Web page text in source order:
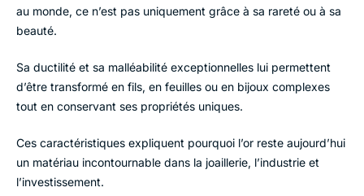
au monde, ce n’est pas uniquement grâce à sa rareté ou à sa
beauté.
Sa ductilité et sa malléabilité exceptionnelles lui permettent
d’être transformé en fils, en feuilles ou en bijoux complexes
tout en conservant ses propriétés uniques.
Ces caractéristiques expliquent pourquoi l’or reste aujourd’hui
un matériau incontournable dans la joaillerie, l’industrie et
l’investissement.